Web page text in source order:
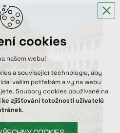
cookies
našem webu!
a související technologie, aby
vašim potřebám a vy na webu
Soubory cookies používané na
ke zjišťování totožnosti uživatelů
.